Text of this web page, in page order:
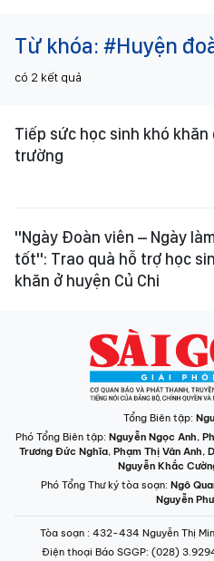
Từ khóa: #Huyện
có 2 kết quả
Tiếp sức học sinh khó khăn
trường
"Ngày Đoàn viên – Ngày
tốt": Trao quà hỗ trợ học
khăn ở huyện Củ Chi
Tổng Biên tập:
Phó Tổng Biên tập: Nguyễn Ngọc Anh,
Trương Đức Nghĩa, Phạm Thị Vân Anh,
Nguyễn Khắc
Phó Tổng Thư ký tòa soạn: Ngô
Nguyễn
Tòa soạn : 432-434 Nguyễn Thị
Điện thoại Báo SGGP: (028)